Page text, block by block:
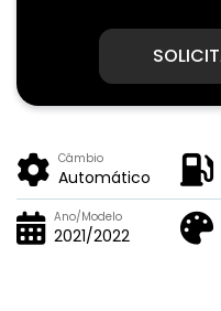
Câmbio
Automático
Ano/Modelo
2021/2022